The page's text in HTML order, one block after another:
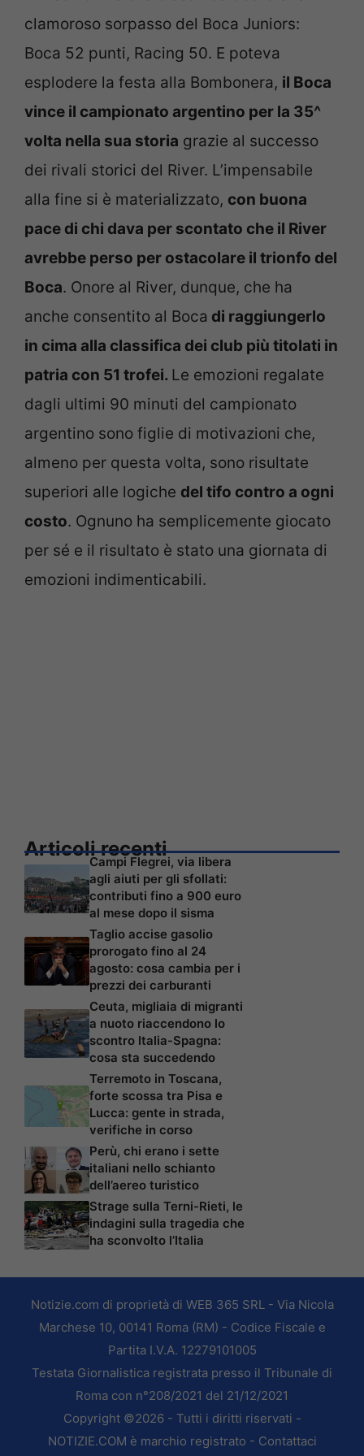
clamoroso sorpasso del Boca Juniors:
Boca 52 punti, Racing 50. E poteva
esplodere la festa alla Bombonera, il Boca
vince il campionato argentino per la 35^
volta nella sua storia grazie al successo
dei rivali storici del River. L’impensabile
alla fine si è materializzato, con buona
pace di chi dava per scontato che il River
avrebbe perso per ostacolare il trionfo del
Boca. Onore al River, dunque, che ha
anche consentito al Boca di raggiungerlo
in cima alla classifica dei club più titolati in
patria con 51 trofei. Le emozioni regalate
dagli ultimi 90 minuti del campionato
argentino sono figlie di motivazioni che,
almeno per questa volta, sono risultate
superiori alle logiche del tifo contro a ogni
costo. Ognuno ha semplicemente giocato
per sé e il risultato è stato una giornata di
emozioni indimenticabili.
Articoli recenti
Campi Flegrei, via libera
agli aiuti per gli sfollati:
contributi fino a 900 euro
al mese dopo il sisma
Taglio accise gasolio
prorogato fino al 24
agosto: cosa cambia per i
prezzi dei carburanti
Ceuta, migliaia di migranti
a nuoto riaccendono lo
scontro Italia-Spagna:
cosa sta succedendo
Terremoto in Toscana,
forte scossa tra Pisa e
Lucca: gente in strada,
verifiche in corso
Perù, chi erano i sette
italiani nello schianto
dell’aereo turistico
Strage sulla Terni-Rieti, le
indagini sulla tragedia che
ha sconvolto l’Italia
Notizie.com di proprietà di WEB 365 SRL - Via Nicola
Marchese 10, 00141 Roma (RM) - Codice Fiscale e
Partita I.V.A. 12279101005
Testata Giornalistica registrata presso il Tribunale di
Roma con n°208/2021 del 21/12/2021
Copyright ©2026 - Tutti i diritti riservati -
NOTIZIE.COM è marchio registrato - Contattaci